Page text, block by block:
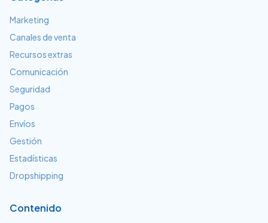
Marketing
Canales de venta
Recursos extras
Comunicación
Seguridad
Pagos
Envíos
Gestión
Estadísticas
Dropshipping
Contenido